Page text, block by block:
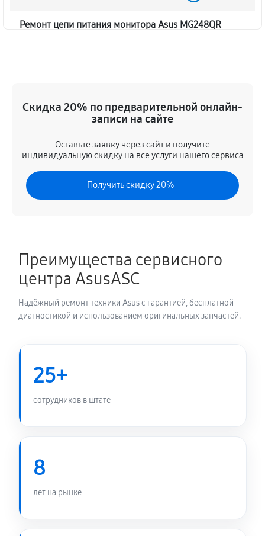
Ремонт цепи питания монитора Asus MG248QR
Замена лампы подсветки
60 минут
Ремонт блока управления
630 руб 60 минут
Замена электронных компонентов
1710 руб
Скидка 20% по предварительной онлайн-
записи на сайте
Оставьте заявку через сайт и получите
индивидуальную скидку на все услуги нашего сервиса
Получить скидку 20%
Преимущества сервисного
центра AsusASC
Надёжный ремонт техники Asus с гарантией, бесплатной
диагностикой и использованием оригинальных запчастей.
25+
сотрудников в штате
8
лет на рынке